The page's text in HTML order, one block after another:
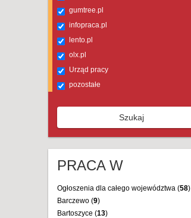
gumtree.pl
infopraca.pl
lento.pl
olx.pl
Urząd pracy
pozostałe
Szukaj
PRACA W
Ogłoszenia dla całego województwa (58)
Barczewo (9)
Bartoszyce (13)